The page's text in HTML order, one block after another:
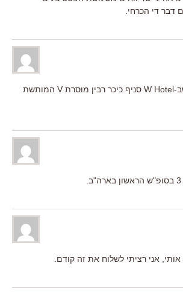
דבר די הכרחי.
מחופשתה בסוויטה שב-W Hotel סניף כיכר רבין מוסרת V המותשת